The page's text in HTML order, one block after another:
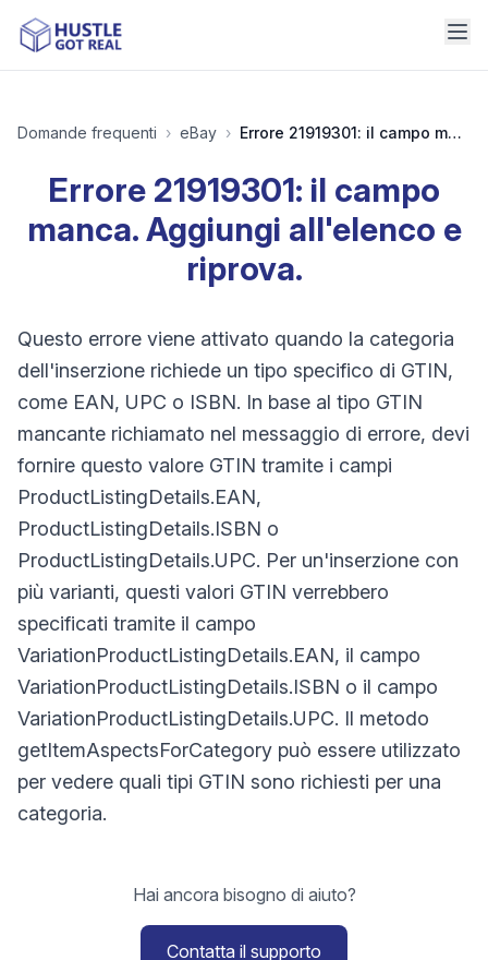
Domande frequenti › eBay › Errore 21919301: il campo manca. Aggiungi all'elenco e riprova.
Errore 21919301: il campo
manca. Aggiungi all'elenco e
riprova.
Questo errore viene attivato quando la categoria
dell'inserzione richiede un tipo specifico di GTIN,
come EAN, UPC o ISBN. In base al tipo GTIN
mancante richiamato nel messaggio di errore, devi
fornire questo valore GTIN tramite i campi
ProductListingDetails.EAN,
ProductListingDetails.ISBN o
ProductListingDetails.UPC. Per un'inserzione con
più varianti, questi valori GTIN verrebbero
specificati tramite il campo
VariationProductListingDetails.EAN, il campo
VariationProductListingDetails.ISBN o il campo
VariationProductListingDetails.UPC. Il metodo
getItemAspectsForCategory può essere utilizzato
per vedere quali tipi GTIN sono richiesti per una
categoria.
Hai ancora bisogno di aiuto?
Contatta il supporto